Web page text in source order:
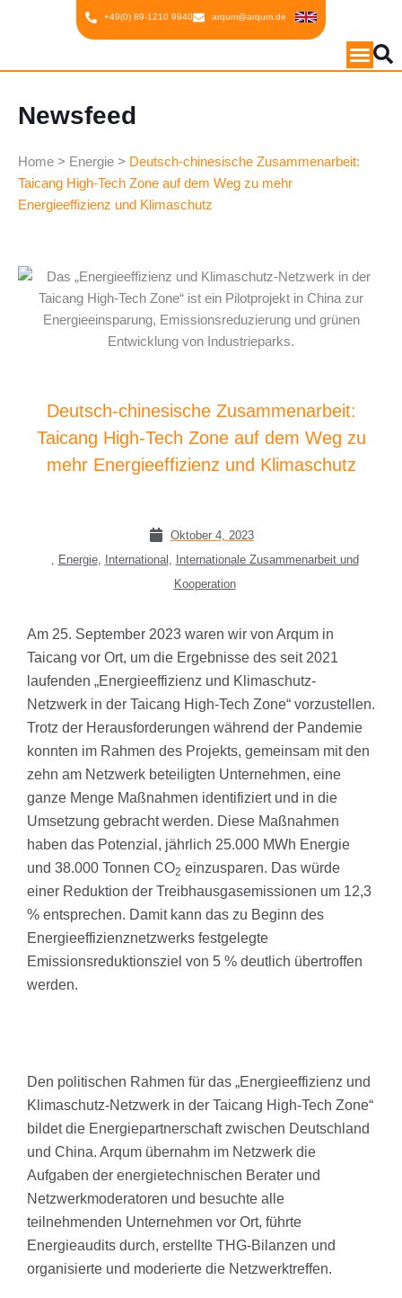
+49(0) 89-1210 9940 arqum@arqum.de
Newsfeed
Home > Energie > Deutsch-chinesische Zusammenarbeit:
Taicang High-Tech Zone auf dem Weg zu mehr
Energieeffizienz und Klimaschutz
Deutsch-chinesische Zusammenarbeit:
Taicang High-Tech Zone auf dem Weg zu
mehr Energieeffizienz und Klimaschutz
Oktober 4, 2023
Energie, International
Internationale Zusammenarbeit und
Kooperation
Am 25. September 2023 waren wir von Arqum in
Taicang vor Ort, um die Ergebnisse des seit 2021
laufenden „Energieeffizienz und Klimaschutz-
Netzwerk in der Taicang High-Tech Zone“ vorzustellen.
Trotz der Herausforderungen während der Pandemie
konnten im Rahmen des Projekts, gemeinsam mit den
zehn am Netzwerk beteiligten Unternehmen, eine
ganze Menge Maßnahmen identifiziert und in die
Umsetzung gebracht werden. Diese Maßnahmen
haben das Potenzial, jährlich 25.000 MWh Energie
und 38.000 Tonnen CO2 einzusparen. Das würde
einer Reduktion der Treibhausgasemissionen um 12,3
% entsprechen. Damit kann das zu Beginn des
Energieeffizienznetzwerks festgelegte
Emissionsreduktionsziel von 5 % deutlich übertroffen
werden.
Den politischen Rahmen für das „Energieeffizienz und
Klimaschutz-Netzwerk in der Taicang High-Tech Zone“
bildet die Energiepartnerschaft zwischen Deutschland
und China. Arqum übernahm im Netzwerk die
Aufgaben der energietechnischen Berater und
Netzwerkmoderatoren und besuchte alle
teilnehmenden Unternehmen vor Ort, führte
Energieaudits durch, erstellte THG-Bilanzen und
organisierte und moderierte die Netzwerktreffen.